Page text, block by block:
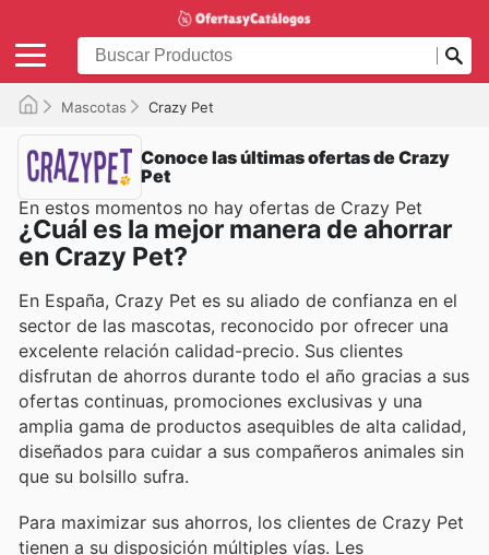
Mascotas Crazy Pet
Conoce las últimas ofertas de Crazy
Pet
En estos momentos no hay ofertas de Crazy Pet
¿Cuál es la mejor manera de ahorrar
en Crazy Pet?
En España, Crazy Pet es su aliado de confianza en el
sector de las mascotas, reconocido por ofrecer una
excelente relación calidad-precio. Sus clientes
disfrutan de ahorros durante todo el año gracias a sus
ofertas continuas, promociones exclusivas y una
amplia gama de productos asequibles de alta calidad,
diseñados para cuidar a sus compañeros animales sin
que su bolsillo sufra.
Para maximizar sus ahorros, los clientes de Crazy Pet
tienen a su disposición múltiples vías. Les